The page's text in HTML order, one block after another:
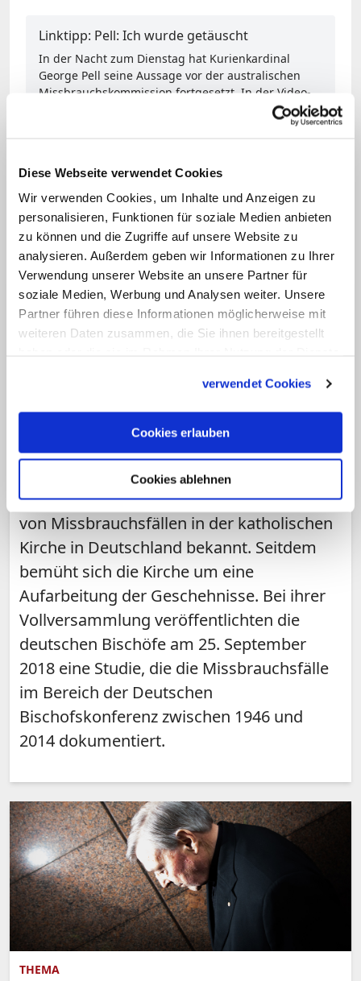
Diese Webseite verwendet Cookies
Wir verwenden Cookies, um Inhalte und Anzeigen zu
personalisieren, Funktionen für soziale Medien anbieten
zu können und die Zugriffe auf unsere Website zu
analysieren. Außerdem geben wir Informationen zu Ihrer
Verwendung unserer Website an unsere Partner für
soziale Medien, Werbung und Analysen weiter. Unsere
Partner führen diese Informationen möglicherweise mit
weiteren Daten zusammen, die Sie ihnen bereitgestellt
verwendet Cookies
Cookies erlauben
Cookies ablehnen
Linktipp: Pell: Ich wurde getäuscht
In der Nacht zum Dienstag hat Kurienkardinal
George Pell seine Aussage vor der australischen
Missbrauchskommission fortgesetzt. In der Video-
Befragung belastete er den damaligen Bischof
KNA
Missbrauch
2010 wurde erstmals eine größere Zahl
von Missbrauchsfällen in der katholischen
Kirche in Deutschland bekannt. Seitdem
bemüht sich die Kirche um eine
Aufarbeitung der Geschehnisse. Bei ihrer
Vollversammlung veröffentlichten die
deutschen Bischöfe am 25. September
2018 eine Studie, die die Missbrauchsfälle
im Bereich der Deutschen
Bischofskonferenz zwischen 1946 und
2014 dokumentiert.
THEMA